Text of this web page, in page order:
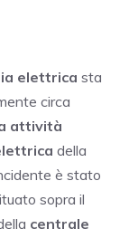
elettrica sta
circa
attività
della
è stato
sopra il
centrale